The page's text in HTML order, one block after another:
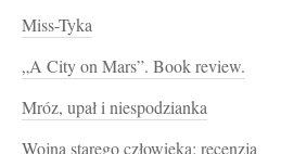
Miss-Tyka
„A City on Mars”. Book review.
Mróz, upał i niespodzianka
Wojna starego człowieka: recenzja